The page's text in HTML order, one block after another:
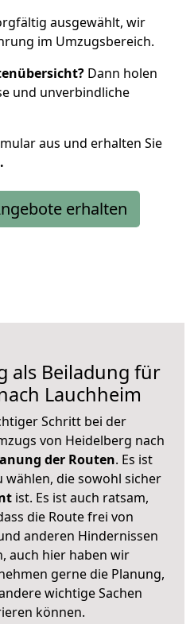
ausgewählt, wir
im Umzugsbereich.
Dann holen
und unverbindliche
aus und erhalten Sie
erhalten
als Beiladung für
Lauchheim
Schritt bei der
von Heidelberg nach
der Routen. Es ist
wählen, die sowohl sicher
ist. Es ist auch ratsam,
die Route frei von
anderen Hindernissen
auch hier haben wir
gerne die Planung,
wichtige Sachen
können.